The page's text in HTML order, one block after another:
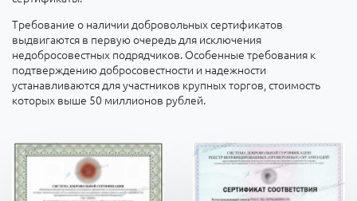
Требование о наличии добровольных сертификатов
выдвигаются в первую очередь для исключения
недобросовестных подрядчиков. Особенные требования к
подтверждению добросовестности и надежности
устанавливаются для участников крупных торгов, стоимость
которых выше 50 миллионов рублей.